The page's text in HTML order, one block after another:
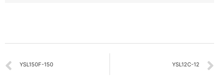
YSL12C-12
YSL150F-150